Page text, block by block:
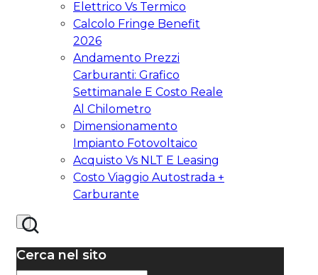
Elettrico Vs Termico
Calcolo Fringe Benefit
2026
Andamento Prezzi
Carburanti: Grafico
Settimanale E Costo Reale
Al Chilometro
Dimensionamento
Impianto Fotovoltaico
Acquisto Vs NLT E Leasing
Costo Viaggio Autostrada +
Carburante
Cerca nel sito